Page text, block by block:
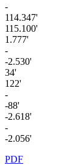
-
114.347'
115.100'
1.777'
-
-2.530'
34'
122'
-
-88'
-2.618'
-
-2.056'
PDF